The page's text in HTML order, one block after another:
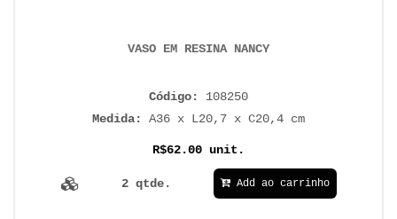
VASO EM RESINA NANCY
Código: 108250
Medida: A36 x L20,7 x C20,4 cm
R$62.00 unit.
2 qtde. Add ao carrinho